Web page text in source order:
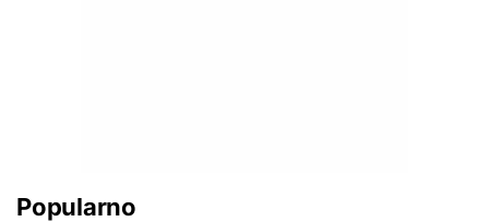
Popularno